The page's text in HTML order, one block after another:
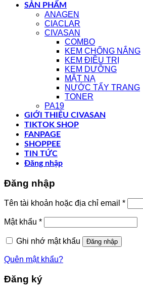
SẢN PHẨM
ANAGEN
CIACLAR
CIVASAN
COMBO
KEM CHỐNG NẮNG
KEM ĐIỀU TRỊ
KEM DƯỠNG
MẶT NẠ
NƯỚC TẨY TRANG
TONER
PA19
GIỚI THIỆU CIVASAN
TIKTOK SHOP
FANPAGE
SHOPPEE
TIN TỨC
Đăng nhập
Đăng nhập
Tên tài khoản hoặc địa chỉ email *Bắt
buộc
Mật khẩu *Bắt
buộc
Ghi nhớ mật khẩu
Đăng nhập
Quên mật khẩu?
Đăng ký